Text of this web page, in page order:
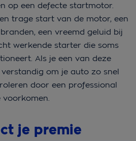
op een defecte startmotor.
trage start van de motor, een
een vreemd geluid bij
werkende starter die soms
Als je een van deze
om je auto zo snel
door een professional
voorkomen.
je premie